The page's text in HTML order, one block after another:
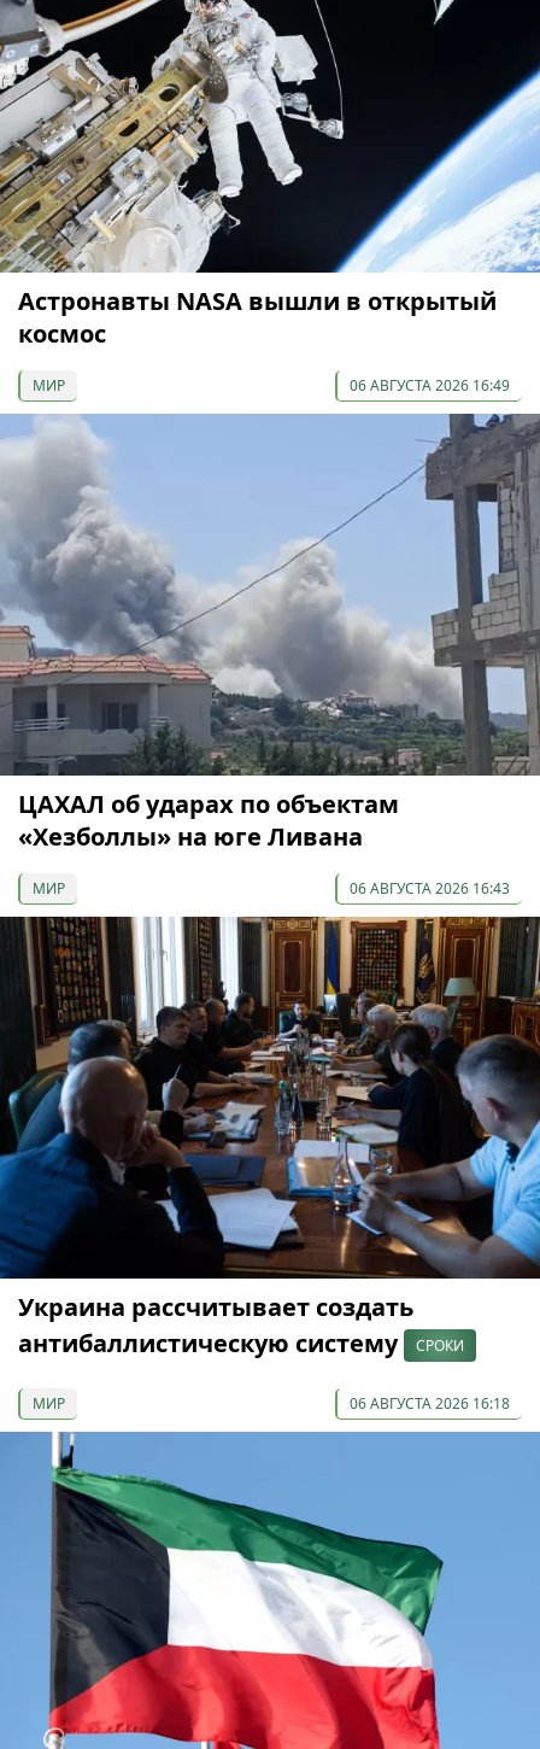
Астронавты NASA вышли в открытый
космос
МИР 06 АВГУСТА 2026 16:49
ЦАХАЛ об ударах по объектам
«Хезболлы» на юге Ливана
МИР 06 АВГУСТА 2026 16:43
Украина рассчитывает создать
антибаллистическую систему
СРОКИ
МИР 06 АВГУСТА 2026 16:18